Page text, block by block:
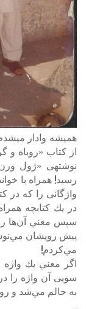
هميشه وادار
از کتاب «روباه
نوشته­ی «ژول
رسید! همراه با
واژگانی را كه در
در يك كتابچه
سپس معني آن‌ها
پیش روی­شان
مي‌كردم!
اگر معني يك واژه
سویی آن واژه را
به حالم مي‌شد و